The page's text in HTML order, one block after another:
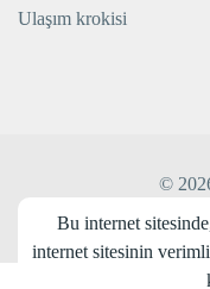
Ulaşım krokisi
©
Web
Bu internet
internet sitesinin verimli